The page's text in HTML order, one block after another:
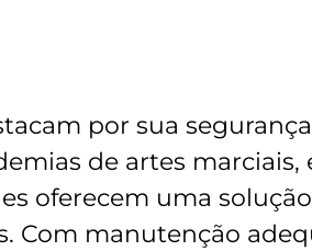
por sua
de artes marciais,
oferecem uma
Com manutenção